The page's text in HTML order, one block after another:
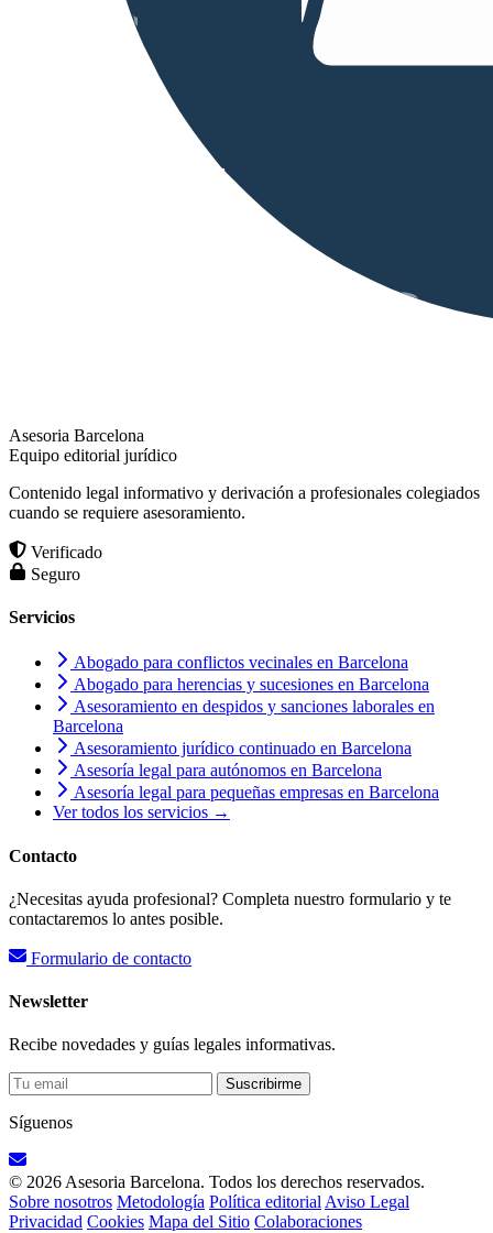
Asesoria Barcelona
Equipo editorial jurídico
Contenido legal informativo y derivación a profesionales colegiados
cuando se requiere asesoramiento.
Verificado
Seguro
Servicios
Abogado para conflictos vecinales en Barcelona
Abogado para herencias y sucesiones en Barcelona
Asesoramiento en despidos y sanciones laborales en
Barcelona
Asesoramiento jurídico continuado en Barcelona
Asesoría legal para autónomos en Barcelona
Asesoría legal para pequeñas empresas en Barcelona
Ver todos los servicios →
Contacto
¿Necesitas ayuda profesional? Completa nuestro formulario y te
contactaremos lo antes posible.
Formulario de contacto
Newsletter
Recibe novedades y guías legales informativas.
Suscribirme
Síguenos
© 2026 Asesoria Barcelona. Todos los derechos reservados.
Sobre nosotros Metodología Política editorial Aviso Legal
Privacidad Cookies Mapa del Sitio Colaboraciones